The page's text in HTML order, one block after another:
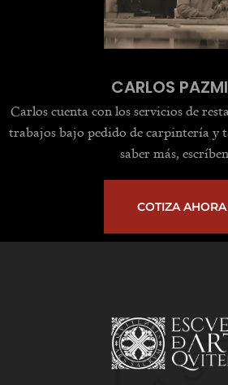
CARLOS
Carlos cuenta con los servicios de
trabajos bajo pedido de carpintería y
saber más,
COTIZA AHORA